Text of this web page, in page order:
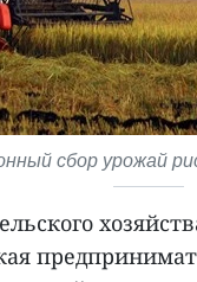
сбор урожай